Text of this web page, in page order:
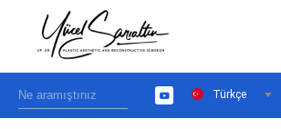
YouTubeTürkçe